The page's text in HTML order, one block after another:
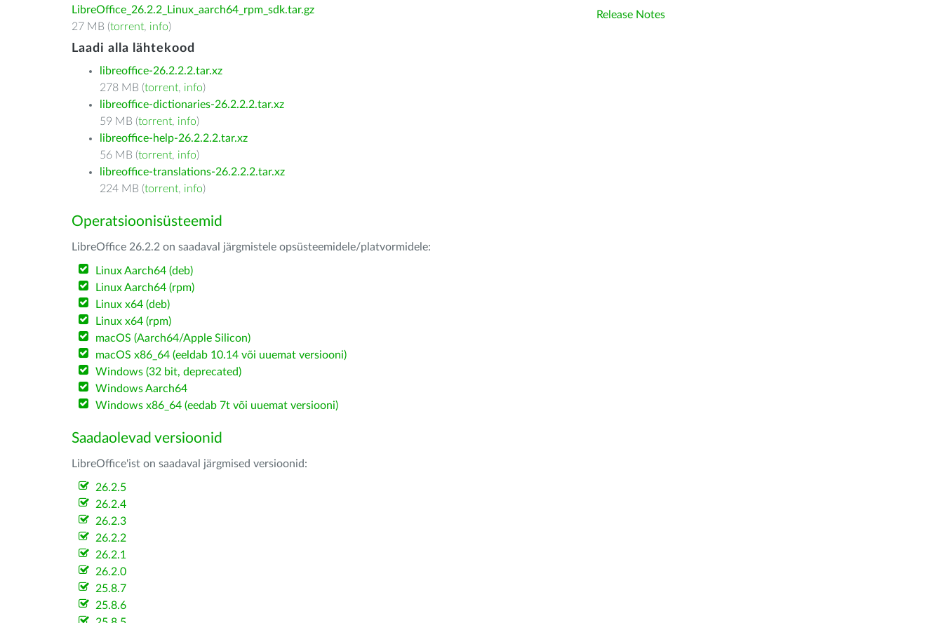
LibreOffice_26.2.2_Linux_aarch64_rpm_sdk.tar.gz
27 MB (torrent, info)
Laadi alla lähtekood
libreoffice-26.2.2.2.tar.xz
278 MB (torrent, info)
libreoffice-dictionaries-26.2.2.2.tar.xz
59 MB (torrent, info)
libreoffice-help-26.2.2.2.tar.xz
56 MB (torrent, info)
libreoffice-translations-26.2.2.2.tar.xz
224 MB (torrent, info)
Operatsioonisüsteemid
LibreOffice 26.2.2 on saadaval järgmistele opsüsteemidele/platvormidele:
Linux Aarch64 (deb)
Linux Aarch64 (rpm)
Linux x64 (deb)
Linux x64 (rpm)
macOS (Aarch64/Apple Silicon)
macOS x86_64 (eeldab 10.14 või uuemat versiooni)
Windows (32 bit, deprecated)
Windows Aarch64
Windows x86_64 (eedab 7t või uuemat versiooni)
Saadaolevad versioonid
LibreOffice'ist on saadaval järgmised versioonid:
26.2.5
26.2.4
26.2.3
26.2.2
26.2.1
26.2.0
25.8.7
25.8.6
Release Notes